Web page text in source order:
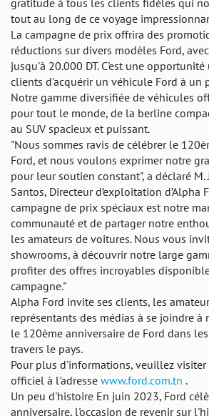
tout au long de ce voyage
La campagne de prix offrira des
réductions sur divers modèles Ford,
jusqu'à 20.000 DT. C'est une
clients d'acquérir un véhicule Ford à un
Notre gamme diversifiée de véhicules
pour tout le monde, de la berline
au SUV spacieux et puissant.
"Nous sommes ravis de célébrer le
Ford, et nous voulons exprimer notre
pour leur soutien constant", a déclaré M.
Santos, Directeur d’exploitation d’Alpha
campagne de prix spéciaux est notre
communauté et de partager notre
les amateurs de voitures. Nous vous
showrooms, à découvrir notre large
profiter des offres incroyables
campagne."
Alpha Ford invite ses clients, les
représentants des médias à se joindre à
le 120ème anniversaire de Ford dans
travers le pays.
Pour plus d'informations, veuillez
officiel à l'adresse www.ford.com.tn .
Un peu d'histoire En juin 2023, Ford
anniversaire, l'occasion de revenir sur